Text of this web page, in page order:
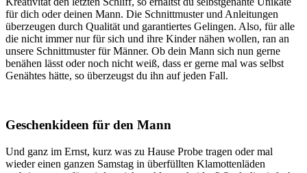
für dich oder deinen Mann. Die Schnittmuster und Anleitungen
überzeugen durch Qualität und garantiertes Gelingen. Also, für alle
die nicht immer nur für sich und ihre Kinder nähen wollen, ran an
unsere Schnittmuster für Männer. Ob dein Mann sich nun gerne
benähen lässt oder noch nicht weiß, dass er gerne mal was selbst
Genähtes hätte, so überzeugst du ihn auf jeden Fall.
Geschenkideen für den Mann
Und ganz im Ernst, kurz was zu Hause Probe tragen oder mal
wieder einen ganzen Samstag in überfüllten Klamottenläden